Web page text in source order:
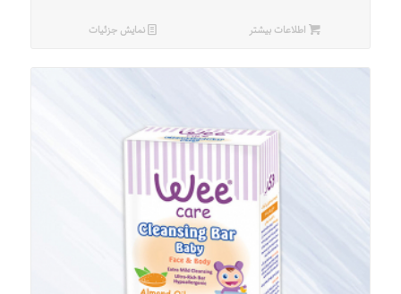
اطلاعات بیشتر نمایش جزئیات